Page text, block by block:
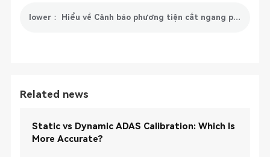
lower： Hiểu về Cảnh báo phương tiện cắt ngang phía sau: Nâng cao sự an toàn khi lùi xe
Related news
Static vs Dynamic ADAS Calibration: Which Is
More Accurate?